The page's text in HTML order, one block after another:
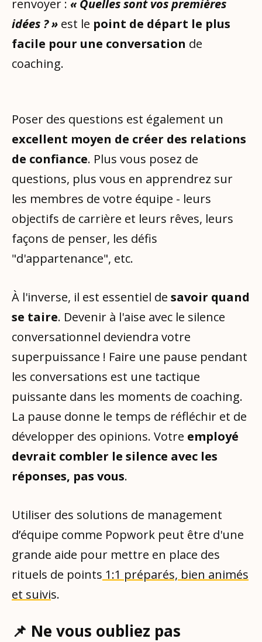
renvoyer : « Quelles sont vos premières
idées ? » est le point de départ le plus
facile pour une conversation de
coaching.
Poser des questions est également un
excellent moyen de créer des relations
de confiance. Plus vous posez de
questions, plus vous en apprendrez sur
les membres de votre équipe - leurs
objectifs de carrière et leurs rêves, leurs
façons de penser, les défis
"d'appartenance", etc.
À l'inverse, il est essentiel de savoir quand
se taire. Devenir à l'aise avec le silence
conversationnel deviendra votre
superpuissance ! Faire une pause pendant
les conversations est une tactique
puissante dans les moments de coaching.
La pause donne le temps de réfléchir et de
développer des opinions. Votre employé
devrait combler le silence avec les
réponses, pas vous.
Utiliser des solutions de management
d’équipe comme Popwork peut être d'une
grande aide pour mettre en place des
rituels de points 1:1 préparés, bien animés
et suivis.
📌 Ne vous oubliez pas